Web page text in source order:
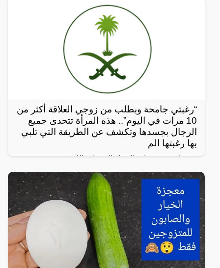
“رغبتي جامحة وبطلب من زوجي العلاقة أكثر من
10 مرات في اليوم”.. هذه المرأة تتحدى جميع
الرجال بجسدها وتكشف عن الطريقة التي تلبي
بها رغبتها الم
في واحدة من نوادر النساء العربيات اللاتي يعشن شهوة
مفرطة في الرغبة بالعلاقة الجنسية، سواءً ضمن علاقة
زوجية مشروعة أو علاقة محرمة مع الرجال، ففي هذا
المقال